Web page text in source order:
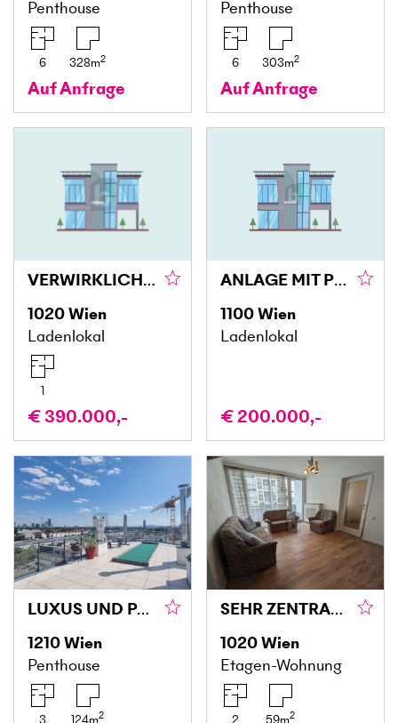
Penthouse
6 328m2
Auf Anfrage
Penthouse
6 303m2
Auf Anfrage
VERWIRKLICHUNG IM STADTZENTRUM!
1020Wien
Ladenlokal
1
€ 390.000,-
ANLAGE MIT PERSPEKTIVE: LOKAL VERMIETET, €1.300/MONAT – VIELSEITIG NUTZBAR
1100Wien
Ladenlokal
€ 200.000,-
LUXUS UND PANORAMABLICK MIT RIESIGER TERRASSE!
1210Wien
Penthouse
3 124m2
SEHR ZENTRAL GELEGENER WOHNTRAUM
1020Wien
Etagen-Wohnung
2 59m2